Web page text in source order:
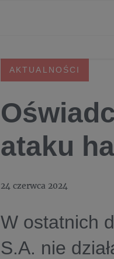
AKTUALNOŚCI
ataku
24 czerwca 2024
W ostatnich
S.A. nie